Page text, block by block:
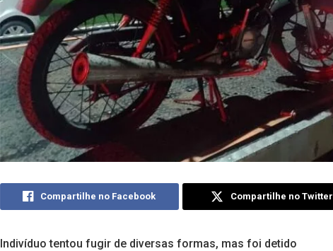
Compartilhe no Facebook Compartilhe no Twitter
Indivíduo tentou fugir de diversas formas, mas foi detido